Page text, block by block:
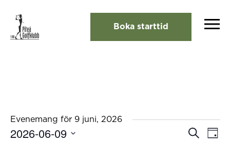
Boka starttid
Evenemang för 9 juni, 2026
Search
Sök
Dag
2026-06-09